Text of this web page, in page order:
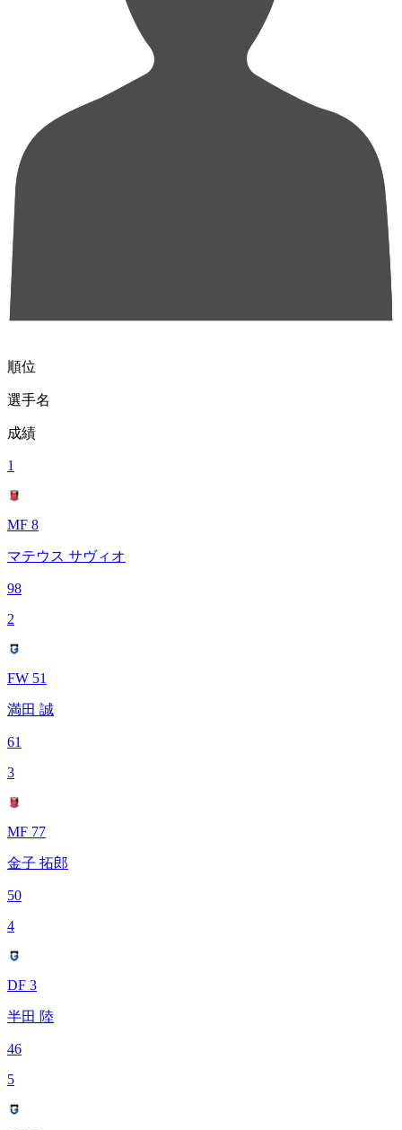
順位
選手名
成績
1
MF 8
マテウス サヴィオ
98
2
FW 51
満田 誠
61
3
MF 77
金子 拓郎
50
4
DF 3
半田 陸
46
5